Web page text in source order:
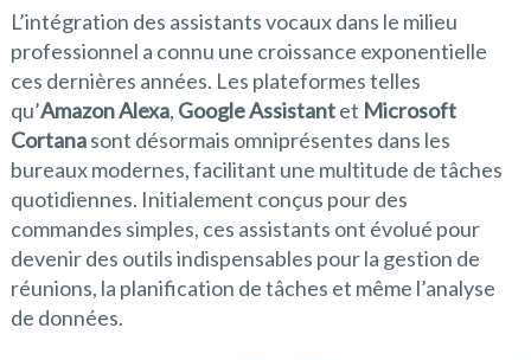
L’intégration des assistants vocaux dans le milieu
professionnel a connu une croissance exponentielle
ces dernières années. Les plateformes telles
qu’Amazon Alexa, Google Assistantet Microsoft
Cortanasont désormais omniprésentes dans les
bureaux modernes, facilitant une multitude de tâches
quotidiennes. Initialement conçus pour des
commandes simples, ces assistants ont évolué pour
devenir des outils indispensables pour la gestion de
réunions, la planification de tâches et même l’analyse
de données.